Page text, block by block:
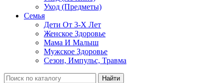
Уход (Предметы)
Семья
Дети От 3-Х Лет
Женское Здоровье
Мама И Малыш
Мужское Здоровье
Сезон, Импульс, Травма
Найти